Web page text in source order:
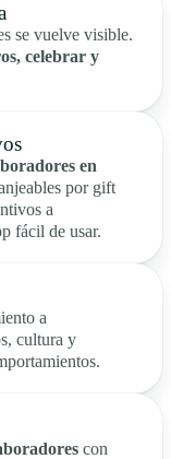
se vuelve visible.
celebrar y
en
por gift
a
fácil de usar.
a
cultura y
con